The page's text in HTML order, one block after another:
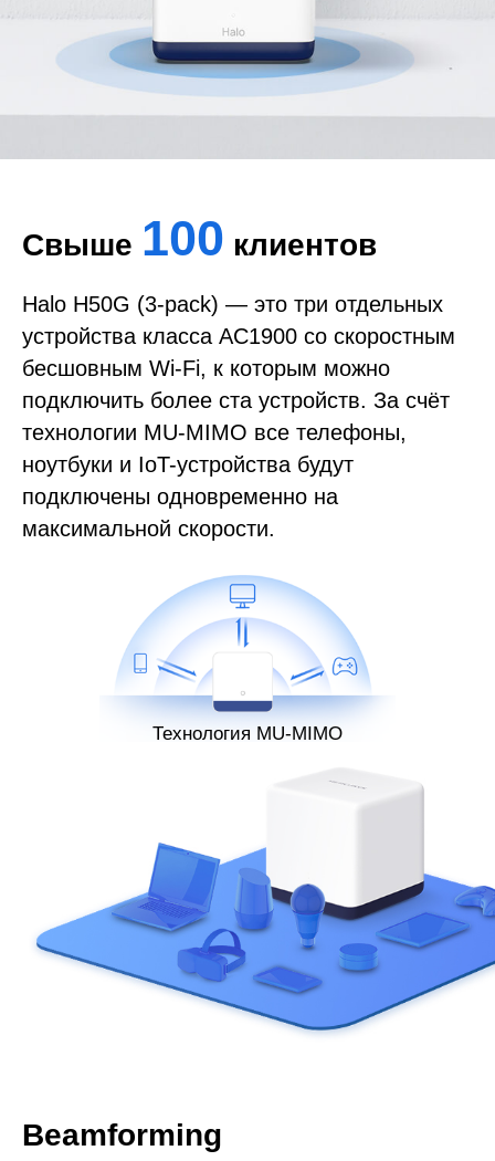
Свыше 100 клиентов
Halo H50G (3-pack) — это три отдельных
устройства класса AC1900 со скоростным
бесшовным Wi-Fi, к которым можно
подключить более ста устройств. За счёт
технологии MU-MIMO все телефоны,
ноутбуки и IoT-устройства будут
подключены одновременно на
максимальной скорости.
Технология MU-MIMO
Beamforming